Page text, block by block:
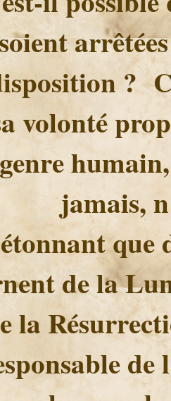
?
volonté
jamais,
que
de la
la